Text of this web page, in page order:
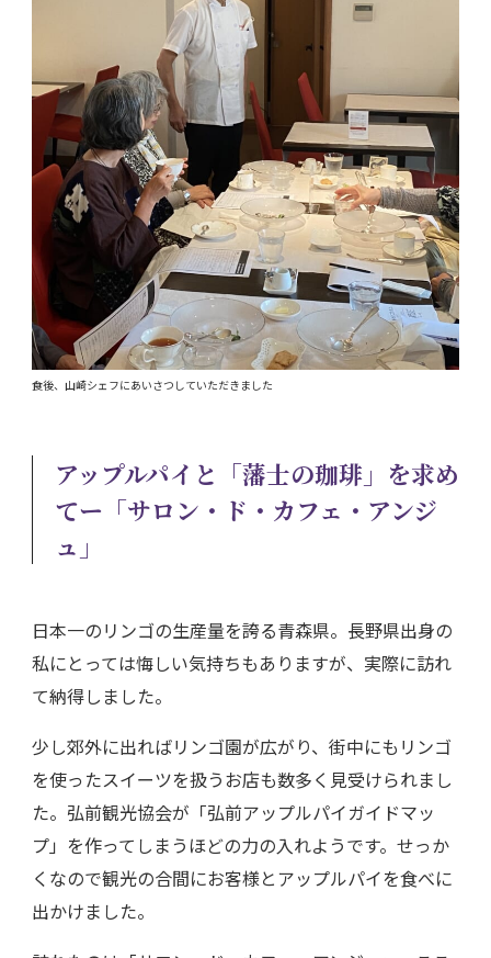
食後、山崎シェフにあいさつしていただきました
アップルパイと「藩士の珈琲」を求め
てー「サロン・ド・カフェ・アンジ
ュ」
日本一のリンゴの生産量を誇る青森県。長野県出身の
私にとっては悔しい気持ちもありますが、実際に訪れ
て納得しました。
少し郊外に出ればリンゴ園が広がり、街中にもリンゴ
を使ったスイーツを扱うお店も数多く見受けられまし
た。弘前観光協会が「弘前アップルパイガイドマッ
プ」を作ってしまうほどの力の入れようです。せっか
くなので観光の合間にお客様とアップルパイを食べに
出かけました。